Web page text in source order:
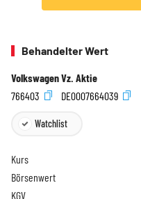
Behandelter Wert
Volkswagen Vz. Aktie
766403
DE0007664039
Watchlist
Kurs
Börsenwert
KGV